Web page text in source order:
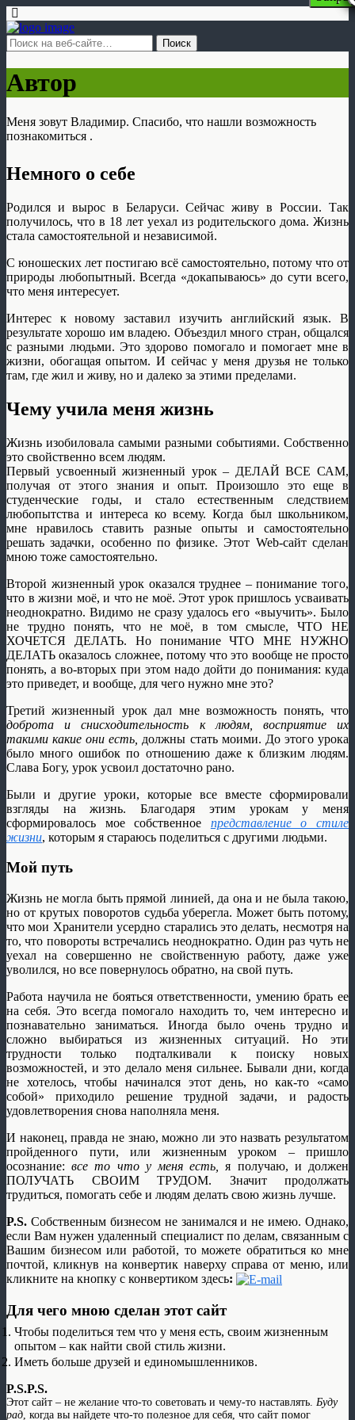
Автор
Меня зовут Владимир. Спасибо, что нашли возможность
познакомиться .
Немного о себе
Родился и вырос в Беларуси. Сейчас живу в России. Так
получилось, что в 18 лет уехал из родительского дома. Жизнь
стала самостоятельной и независимой.
С юношеских лет постигаю всё самостоятельно, потому что от
природы любопытный. Всегда «докапываюсь» до сути всего,
что меня интересует.
Интерес к новому заставил изучить английский язык. В
результате хорошо им владею. Объездил много стран, общался
с разными людьми. Это здорово помогало и помогает мне в
жизни, обогащая опытом. И сейчас у меня друзья не только
там, где жил и живу, но и далеко за этими пределами.
Чему учила меня жизнь
Жизнь изобиловала самыми разными событиями. Собственно
это свойственно всем людям.
Первый усвоенный жизненный урок – ДЕЛАЙ ВСЕ САМ,
получая от этого знания и опыт. Произошло это еще в
студенческие годы, и стало естественным следствием
любопытства и интереса ко всему. Когда был школьником,
мне нравилось ставить разные опыты и самостоятельно
решать задачки, особенно по физике. Этот Web-сайт сделан
мною тоже самостоятельно.
Второй жизненный урок оказался труднее – понимание того,
что в жизни моё, и что не моё. Этот урок пришлось усваивать
неоднократно. Видимо не сразу удалось его «выучить». Было
не трудно понять, что не моё, в том смысле, ЧТО НЕ
ХОЧЕТСЯ ДЕЛАТЬ. Но понимание ЧТО МНЕ НУЖНО
ДЕЛАТЬ оказалось сложнее, потому что это вообще не просто
понять, а во-вторых при этом надо дойти до понимания: куда
это приведет, и вообще, для чего нужно мне это?
Третий жизненный урок дал мне возможность понять, что
доброта и снисходительность к людям, восприятие их
такими какие они есть, должны стать моими. До этого урока
было много ошибок по отношению даже к близким людям.
Слава Богу, урок усвоил достаточно рано.
Были и другие уроки, которые все вместе сформировали
взгляды на жизнь. Благодаря этим урокам у меня
сформировалось мое собственное представление о стиле
жизни, которым я стараюсь поделиться с другими людьми.
Мой путь
Жизнь не могла быть прямой линией, да она и не была такою,
но от крутых поворотов судьба уберегла. Может быть потому,
что мои Хранители усердно старались это делать, несмотря на
то, что повороты встречались неоднократно. Один раз чуть не
уехал на совершенно не свойственную работу, даже уже
уволился, но все повернулось обратно, на свой путь.
Работа научила не бояться ответственности, умению брать ее
на себя. Это всегда помогало находить то, чем интересно и
познавательно заниматься. Иногда было очень трудно и
сложно выбираться из жизненных ситуаций. Но эти
трудности только подталкивали к поиску новых
возможностей, и это делало меня сильнее. Бывали дни, когда
не хотелось, чтобы начинался этот день, но как-то «само
собой» приходило решение трудной задачи, и радость
удовлетворения снова наполняла меня.
И наконец, правда не знаю, можно ли это назвать результатом
пройденного пути, или жизненным уроком – пришло
осознание:все то что у меня есть,
я получаю, и должен
ПОЛУЧАТЬ СВОИМ ТРУДОМ. Значит продолжать
трудиться, помогать себе и людям делать свою жизнь лучше.
P.S. Собственным бизнесом не занимался и не имею. Однако,
если Вам нужен удаленный специалист по делам, связанным с
Вашим бизнесом или работой, то можете обратиться ко мне
почтой, кликнув на конвертик наверху справа от меню, или
кликните на кнопку с конвертиком здесь:
Для чего мною сделан этот сайт
Чтобы поделиться тем что у меня есть, своим жизненным
опытом – как найти свой стиль жизни.
Иметь больше друзей и единомышленников.
P.S.P.S.
Этот сайт – не желание что-то советовать и чему-то наставлять. Буду
рад , когда вы найдете что-то полезное для себя, что сайт помог